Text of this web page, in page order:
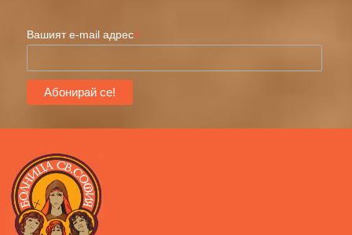
Вашият e-mail адрес*